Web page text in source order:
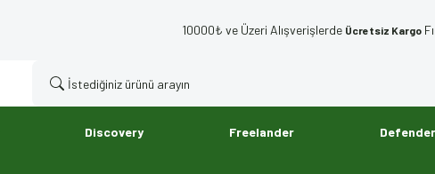
10000₺ ve Üzeri Alışverişlerde Ücretsiz Kargo
Discovery Freelander Defender